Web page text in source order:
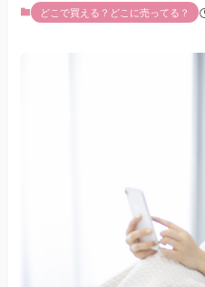
どこで買える？どこに売ってる？